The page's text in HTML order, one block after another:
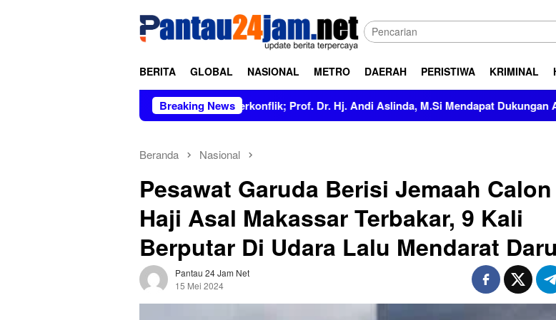
BERITA GLOBAL NASIONAL METRO DAERAH PERISTIWA KRIMINAL
Breaking News
Figur Bersih dan Tidak Berkonflik; Prof. Dr. Hj. Andi Aslinda, M.Si Mendapat Dukungan Aktivis Sulsel
Beranda Nasional
Pesawat Garuda Berisi Jemaah Calon
Haji Asal Makassar Terbakar, 9 Kali
Berputar Di Udara Lalu Mendarat
Pantau 24 Jam Net
15 Mei 2024